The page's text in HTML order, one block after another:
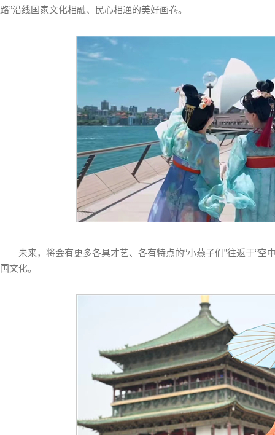
路”沿线国家文化相融、民心相通的美好画卷。
未来，将会有更多各具才艺、各有特点的“小燕子们”往返于“
国文化。